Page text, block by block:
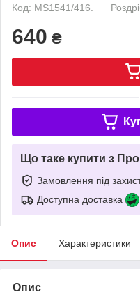
Код: MS1541/416.
640 ₴
Що таке купити з
Замовлення під
Доступна доставка
Опис Характеристики
Опис